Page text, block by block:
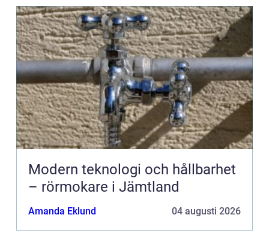
Modern teknologi och hållbarhet
– rörmokare i Jämtland
Amanda Eklund 04 augusti 2026